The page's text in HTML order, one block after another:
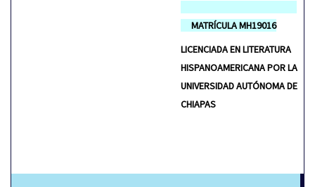
MATRÍCULA MH19016
LICENCIADA EN LITERATURA
HISPANOAMERICANA POR LA
UNIVERSIDAD AUTÓNOMA DE
CHIAPAS